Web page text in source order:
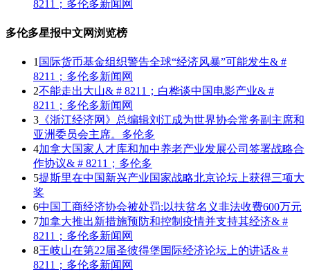
8211；多伦多新闻网
多伦多星报中文网浏览榜
1国际货币基金组织警告全球“经济风暴”可能发生& #
8211；多伦多新闻网
2不能走出大山& # 8211；白桦谈中国电影产业& #
8211；多伦多新闻网
3 《浙江经济网》总编辑刘江成为世界协会常务副主席和
亚洲委员会主席。多伦多
4加拿大国家人才库和加中养老产业发展公司签署战略合
作协议& # 8211；多伦多
5提斯里在中国新兴产业国家战略北京论坛上获得三项大
奖
6中国工商经济协会被处罚:以扶贫名义非法收费600万元
7加拿大推出新措施预防和控制疫情并支持其经济& #
8211；多伦多新闻网
8王岐山在第22届圣彼得堡国际经济论坛上的讲话& #
8211；多伦多新闻网